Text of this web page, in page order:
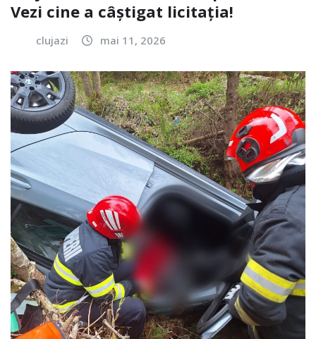
Vezi cine a câștigat licitația!
clujazi mai 11, 2026